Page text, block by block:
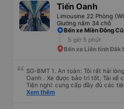
Tiến Oanh
Limousine 22 Phòng
Giường nằm 34 chỗ
Bến xe Miền Đông Cũ
5 giờ 5 phút
Bến xe Liên tỉnh Đăk
SG-BMT 1. An toàn: Tôi rất hài lòng về chất lượng của xe khách của Tiến
Oanh . Xe được bảo trì tốt, Tài xế
Tiện nghi: cung cấp đầy đủ các
mẻ, wifi tốc độ cao và cổng sạc điện thoại di động.
Xem thêm